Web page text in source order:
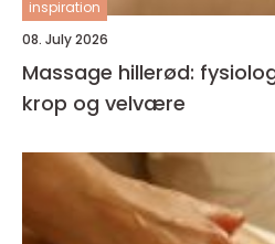
inspiration
08. July 2026
Massage hillerød:
krop og velvære